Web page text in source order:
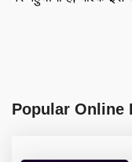
Popular Online